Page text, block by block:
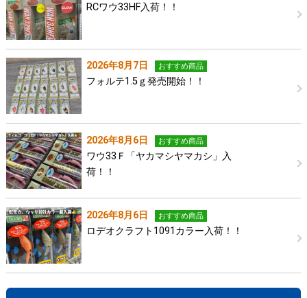
RCワウ33HF入荷！！
2026年8月7日 おすすめ商品
フォルテ1.5ｇ発売開始！！
2026年8月6日 おすすめ商品
ワウ33Ｆ「ヤカマシヤマカシ」入
荷！！
2026年8月6日 おすすめ商品
ロデオクラフト1091カラー入荷！！